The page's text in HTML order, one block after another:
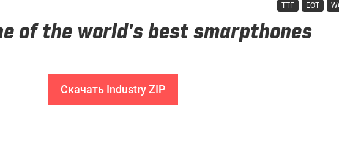
TTF EOT
Скачать Industry ZIP